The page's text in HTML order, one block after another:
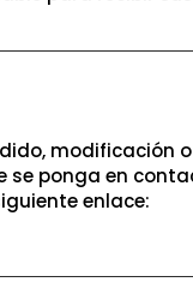
modificación
se ponga en
enlace: